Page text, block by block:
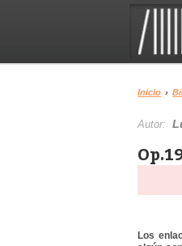
Inicio ›
Autor:
Los